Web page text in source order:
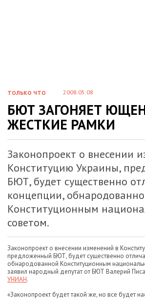
ТОЛЬКО ЧТО 2008.05.08
БЮТ ЗАГОНЯЕТ
ЖЕСТКИЕ РАМКИ
Законопроект о внесении
Конституцию Украины,
БЮТ, будет существенно
концепции,
Конституционным
советом.
Законопроект о внесении изменений в
предложенный БЮТ, будет существенно
обнародованной Конституционным
заявил народный депутат от БЮТ Валерий
УНИАН.
«Законопроект будет такой же, но все будет